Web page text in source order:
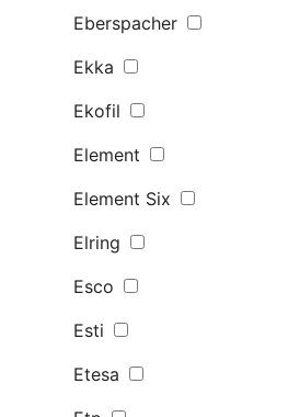
Eberspacher
Ekka
Ekofil
Element
Element Six
Elring
Esco
Esti
Etesa